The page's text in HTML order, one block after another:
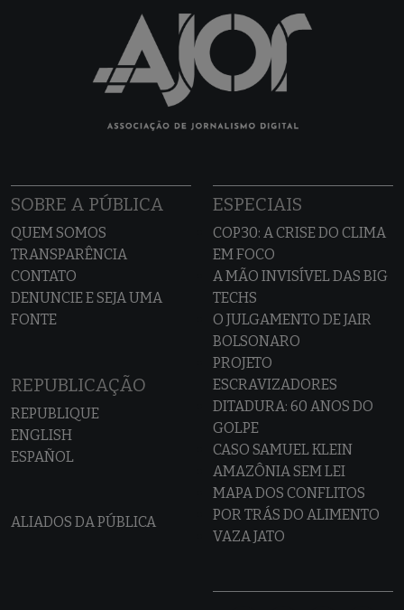
SOBRE A PÚBLICA
QUEM SOMOS
TRANSPARÊNCIA
CONTATO
DENUNCIE E SEJA UMA
FONTE
REPUBLICAÇÃO
REPUBLIQUE
ENGLISH
ESPAÑOL
ALIADOS DA PÚBLICA
ESPECIAIS
COP30: A CRISE DO CLIMA
EM FOCO
A MÃO INVISÍVEL DAS BIG
TECHS
O JULGAMENTO DE JAIR
BOLSONARO
PROJETO
ESCRAVIZADORES
DITADURA: 60 ANOS DO
GOLPE
CASO SAMUEL KLEIN
AMAZÔNIA SEM LEI
MAPA DOS CONFLITOS
POR TRÁS DO ALIMENTO
VAZA JATO